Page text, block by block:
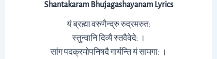
Shantakaram Bhujagashayanam Lyrics
यं ब्रह्मा वरुणैन्द्रु रुद्रमरुत:
स्तुन्वानि दिव्यै स्तवैवेदे: ।
सांग पदक्रमोपनिषदै गार्यन्ति यं सामगा: ।